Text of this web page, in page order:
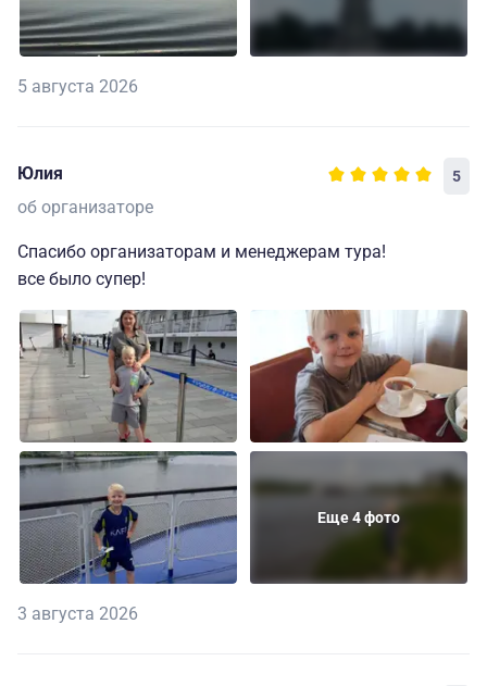
5 августа 2026
Юлия 5
об организаторе
Спасибо организаторам и менеджерам тура!
все было супер!
Еще 4 фото
3 августа 2026